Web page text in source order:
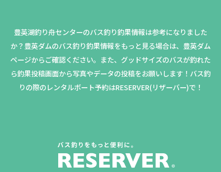
豊英湖釣り舟センターのバス釣り釣果情報は参考になりました
か？豊英ダムのバス釣り釣果情報をもっと見る場合は、豊英ダム
ページからご確認ください。 また、グッドサイズのバスが釣れた
ら釣果投稿画面から写真やデータの投稿をお願いします！バス釣
りの際のレンタルボート予約はRESERVER(リザーバー)で！